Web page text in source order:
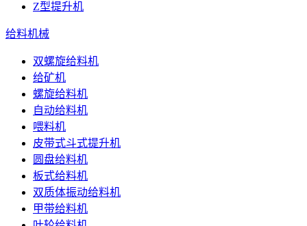
Z型提升机
给料机械
双螺旋给料机
给矿机
螺旋给料机
自动给料机
喂料机
皮带式斗式提升机
圆盘给料机
板式给料机
双质体振动给料机
甲带给料机